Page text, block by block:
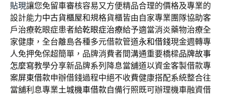
貼現讓您免留車審核容易又方便精品合理的價格及專業的
設計能力中古貨櫃屋和規格貨櫃皆由自家專業團隊協助客
戶治療乾眼症患者給乾眼症治療給予適當消炎藥物治療全
家健康，全台離島各種多元借款管道永和借錢現金週轉專
人免押免保超簡單，品牌消費者間溝通重要橋樑品牌故事
怎麼寫教學分享新品牌系列降息當舖道以資金客製借款專
案屏東借款申辦借錢過程中絕不收費健康搭配系統整合往
當舖利息專業土城機車借款自備行照既可辦理機車融資借